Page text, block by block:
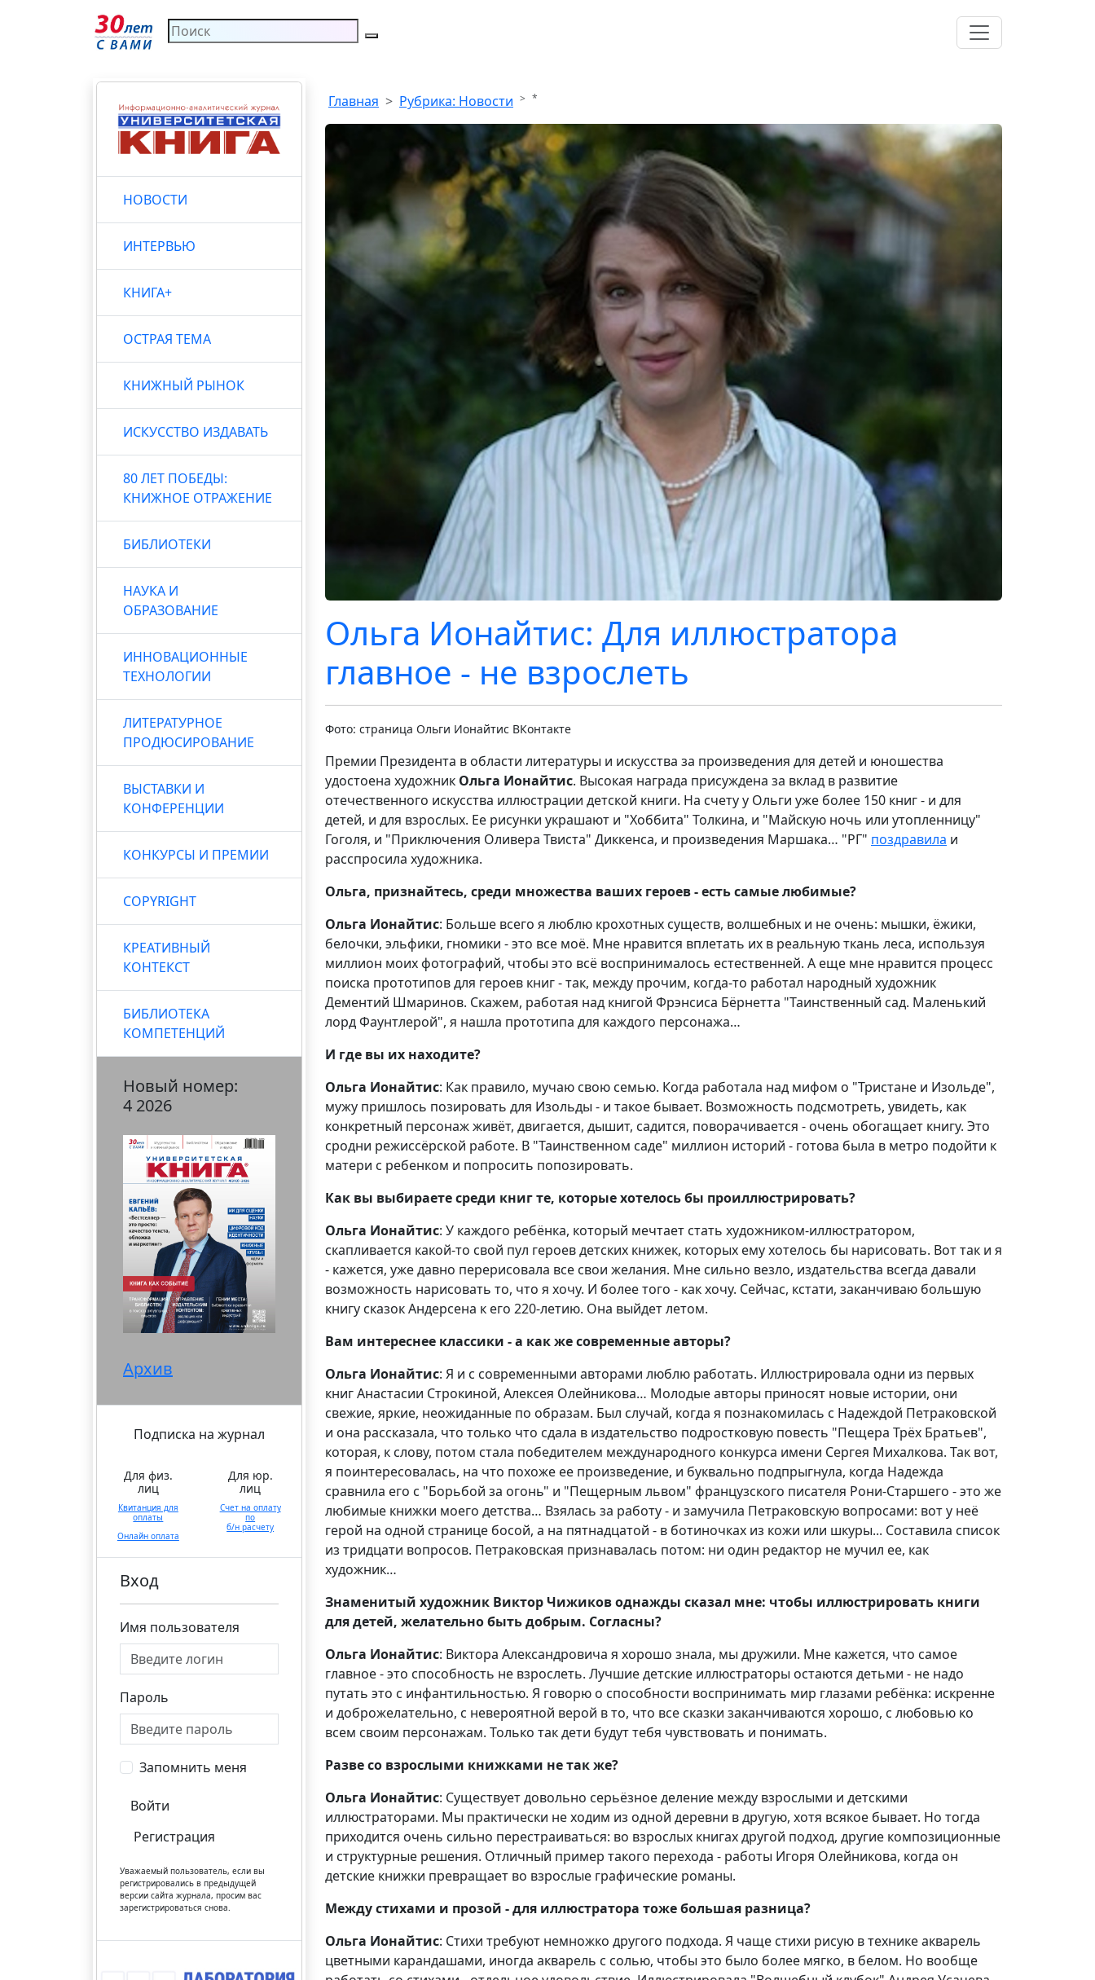
НОВОСТИ
ИНТЕРВЬЮ
КНИГА+
ОСТРАЯ ТЕМА
КНИЖНЫЙ РЫНОК
ИСКУССТВО ИЗДАВАТЬ
80 ЛЕТ ПОБЕДЫ:
КНИЖНОЕ ОТРАЖЕНИЕ
БИБЛИОТЕКИ
НАУКА И
ОБРАЗОВАНИЕ
ИННОВАЦИОННЫЕ
ТЕХНОЛОГИИ
ЛИТЕРАТУРНОЕ
ПРОДЮСИРОВАНИЕ
ВЫСТАВКИ И
КОНФЕРЕНЦИИ
КОНКУРСЫ И ПРЕМИИ
COPYRIGHT
КРЕАТИВНЫЙ
КОНТЕКСТ
БИБЛИОТЕКА
КОМПЕТЕНЦИЙ
Новый номер:
4 2026
Архив
Подписка на журнал
Для физ.
лиц
Квитанция для
оплаты
Онлайн оплата
Для юр.
лиц
Счет на оплату
по
б/н расчету
Вход
Имя пользователя
Пароль
Запомнить меня
Войти
Регистрация
Уважаемый пользователь, если вы
регистрировались в предыдущей
версии сайта журнала, просим вас
зарегистрироваться снова.
Главная Рубрика: Новости *
Ольга Ионайтис: Для иллюстратора
главное - не взрослеть
Фото: страница Ольги Ионайтис ВКонтакте
Премии Президента в области литературы и искусства за произведения для детей и юношества
удостоена художник Ольга Ионайтис. Высокая награда присуждена за вклад в развитие
отечественного искусства иллюстрации детской книги. На счету у Ольги уже более 150 книг - и для
детей, и для взрослых. Ее рисунки украшают и "Хоббита" Толкина, и "Майскую ночь или утопленницу"
Гоголя, и "Приключения Оливера Твиста" Диккенса, и произведения Маршака… "РГ" поздравила и
расспросила художника.
Ольга, признайтесь, среди множества ваших героев - есть самые любимые?
Ольга Ионайтис: Больше всего я люблю крохотных существ, волшебных и не очень: мышки, ёжики,
белочки, эльфики, гномики - это все моё. Мне нравится вплетать их в реальную ткань леса, используя
миллион моих фотографий, чтобы это всё воспринималось естественней. А еще мне нравится процесс
поиска прототипов для героев книг - так, между прочим, когда-то работал народный художник
Дементий Шмаринов. Скажем, работая над книгой Фрэнсиса Бёрнетта "Таинственный сад. Маленький
лорд Фаунтлерой", я нашла прототипа для каждого персонажа…
И где вы их находите?
Ольга Ионайтис: Как правило, мучаю свою семью. Когда работала над мифом о "Тристане и Изольде",
мужу пришлось позировать для Изольды - и такое бывает. Возможность подсмотреть, увидеть, как
конкретный персонаж живёт, двигается, дышит, садится, поворачивается - очень обогащает книгу. Это
сродни режиссёрской работе. В "Таинственном саде" миллион историй - готова была в метро подойти к
матери с ребенком и попросить попозировать.
Как вы выбираете среди книг те, которые хотелось бы проиллюстрировать?
Ольга Ионайтис: У каждого ребёнка, который мечтает стать художником-иллюстратором,
скапливается какой-то свой пул героев детских книжек, которых ему хотелось бы нарисовать. Вот так и я
- кажется, уже давно перерисовала все свои желания. Мне сильно везло, издательства всегда давали
возможность нарисовать то, что я хочу. И более того - как хочу. Сейчас, кстати, заканчиваю большую
книгу сказок Андерсена к его 220-летию. Она выйдет летом.
Вам интереснее классики - а как же современные авторы?
Ольга Ионайтис: Я и с современными авторами люблю работать. Иллюстрировала одни из первых
книг Анастасии Строкиной, Алексея Олейникова… Молодые авторы приносят новые истории, они
свежие, яркие, неожиданные по образам. Был случай, когда я познакомилась с Надеждой Петраковской
и она рассказала, что только что сдала в издательство подростковую повесть "Пещера Трёх Братьев",
которая, к слову, потом стала победителем международного конкурса имени Сергея Михалкова. Так вот,
я поинтересовалась, на что похоже ее произведение, и буквально подпрыгнула, когда Надежда
сравнила его с "Борьбой за огонь" и "Пещерным львом" французского писателя Рони-Старшего - это же
любимые книжки моего детства… Взялась за работу - и замучила Петраковскую вопросами: вот у неё
герой на одной странице босой, а на пятнадцатой - в ботиночках из кожи или шкуры... Составила список
из тридцати вопросов. Петраковская признавалась потом: ни один редактор не мучил ее, как
художник…
Знаменитый художник Виктор Чижиков однажды сказал мне: чтобы иллюстрировать книги
для детей, желательно быть добрым. Согласны?
Ольга Ионайтис: Виктора Александровича я хорошо знала, мы дружили. Мне кажется, что самое
главное - это способность не взрослеть. Лучшие детские иллюстраторы остаются детьми - не надо
путать это с инфантильностью. Я говорю о способности воспринимать мир глазами ребёнка: искренне
и доброжелательно, с невероятной верой в то, что все сказки заканчиваются хорошо, с любовью ко
всем своим персонажам. Только так дети будут тебя чувствовать и понимать.
Разве со взрослыми книжками не так же?
Ольга Ионайтис: Существует довольно серьёзное деление между взрослыми и детскими
иллюстраторами. Мы практически не ходим из одной деревни в другую, хотя всякое бывает. Но тогда
приходится очень сильно перестраиваться: во взрослых книгах другой подход, другие композиционные
и структурные решения. Отличный пример такого перехода - работы Игоря Олейникова, когда он
детские книжки превращает во взрослые графические романы.
Между стихами и прозой - для иллюстратора тоже большая разница?
Ольга Ионайтис: Стихи требуют немножко другого подхода. Я чаще стихи рисую в технике акварель
цветными карандашами, иногда акварель с солью, чтобы это было более мягко, в белом. Но вообще